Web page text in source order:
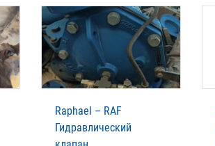
Raphael – RAF
Гидравлический